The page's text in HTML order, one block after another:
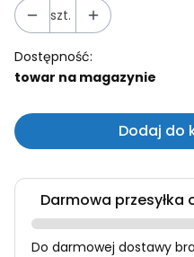
szt.
Dostępność:
towar na magazynie
Dodaj do
Darmowa przesyłka
Do darmowej dostawy